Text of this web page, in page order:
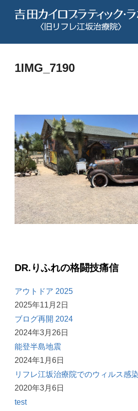
1IMG_7190
DR.りふれの格闘技痛信
アウトドア 2025
2025年11月2日
ブログ再開 2024
2024年3月26日
能登半島地震
2024年1月6日
リフレ江坂治療院でのウィルス感
2020年3月6日
test